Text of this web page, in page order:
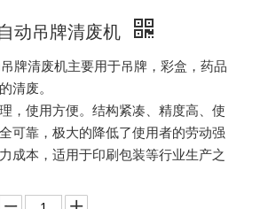
动吊牌清废机
牌清废机主要用于吊牌，彩盒，药品
清废。
，使用方便。结构紧凑、精度高、使
可靠，极大的降低了使用者的劳动强
成本，适用于印刷包装等行业生产之